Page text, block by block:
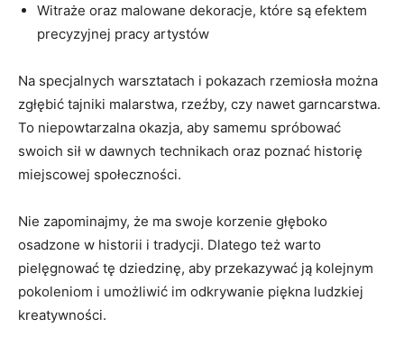
Witraże oraz malowane dekoracje, które są efektem
precyzyjnej ⁢pracy ⁢artystów
Na specjalnych⁣ warsztatach i pokazach rzemiosła⁣ można
zgłębić ​tajniki ‌malarstwa, rzeźby, czy nawet⁣ garncarstwa.
To⁢ niepowtarzalna ⁤okazja, aby samemu ​spróbować
swoich sił w ‌dawnych technikach⁣ oraz ⁣poznać historię⁢
miejscowej społeczności.
Nie zapominajmy, że‍ ma swoje‍ korzenie ⁤głęboko‌
osadzone w historii i tradycji. Dlatego też​ warto
‌pielęgnować tę ‍dziedzinę,‍ aby przekazywać ją ​kolejnym ​
pokoleniom i umożliwić im ⁤odkrywanie piękna ‌ludzkiej
kreatywności.